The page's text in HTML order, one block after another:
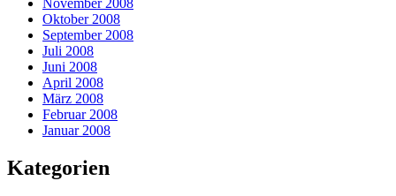
November 2008
Oktober 2008
September 2008
Juli 2008
Juni 2008
April 2008
März 2008
Februar 2008
Januar 2008
Kategorien